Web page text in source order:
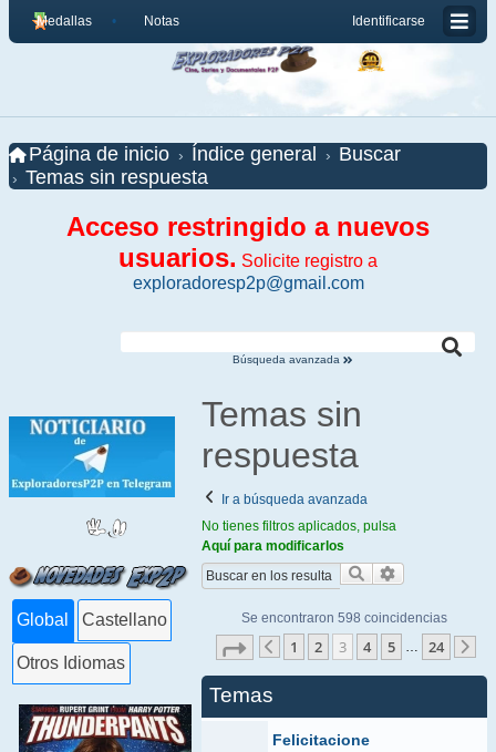
Identificarse
Medallas Notas
Página de inicio Índice general
Buscar
Temas sin respuesta
Acceso restringido a nuevos
usuarios. Solicite registro a
exploradoresp2p@gmail.com
Búsqueda avanzada
Global Castellano
Otros Idiomas
Temas sin
respuesta
Ir a búsqueda avanzada
No tienes filtros aplicados, pulsa
Aquí para modificarlos
Buscar
Se encontraron 598 coincidencias
Página de 24
Anterior
1 2 3 4 5 … 24
Temas
Felicitacione